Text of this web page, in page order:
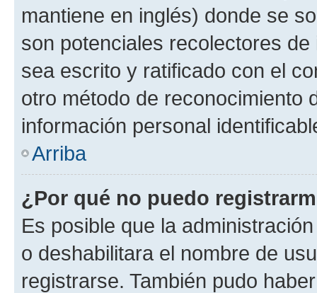
mantiene en inglés) donde se
son potenciales recolectores
sea escrito y ratificado con el
otro método de reconocimiento
información personal
Arriba
¿Por qué no puedo
Es posible que la
o deshabilitara el nombre de
registrarse. También pudo